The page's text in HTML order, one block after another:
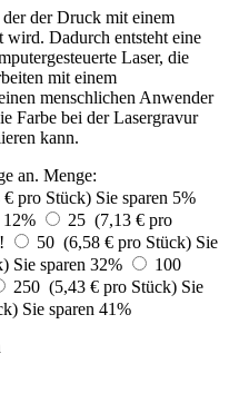
der Druck mit einem
wird. Dadurch entsteht eine
Laser, die
mit einem
menschlichen Anwender
Farbe bei der Lasergravur
kann.
an. Menge:
pro Stück) Sie sparen 5%
12%
25 (7,13 € pro
50 (6,58 € pro Stück) Sie
Sie sparen 32%
100
250 (5,43 € pro Stück) Sie
Sie sparen 41%